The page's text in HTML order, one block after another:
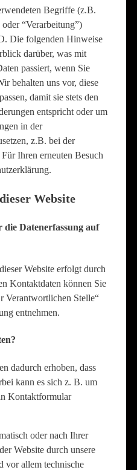
Begriffe (z.B.
“Verarbeitung”)
Die folgenden Hinweise
darüber, was mit
passiert, wenn Sie
behalten uns vor, diese
damit sie stets den
entspricht oder um
in der
z.B. bei der
Ihren erneuten Besuch
Website
Datenerfassung auf
Website erfolgt durch
Kontaktdaten können Sie
Verantwortlichen Stelle“
entnehmen.
dadurch erhoben, dass
kann es sich z. B. um
Kontaktformular
oder nach Ihrer
Website durch unsere
vor allem technische